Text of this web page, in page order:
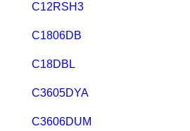
C12RSH3
C1806DB
C18DBL
C3605DYA
C3606DUM